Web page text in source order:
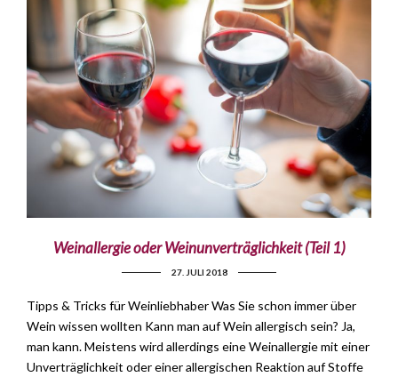
Weinallergie oder Weinunverträglichkeit (Teil 1)
27. JULI 2018
Tipps & Tricks für Weinliebhaber Was Sie schon immer über
Wein wissen wollten Kann man auf Wein allergisch sein? Ja,
man kann. Meistens wird allerdings eine Weinallergie mit einer
Unverträglichkeit oder einer allergischen Reaktion auf Stoffe